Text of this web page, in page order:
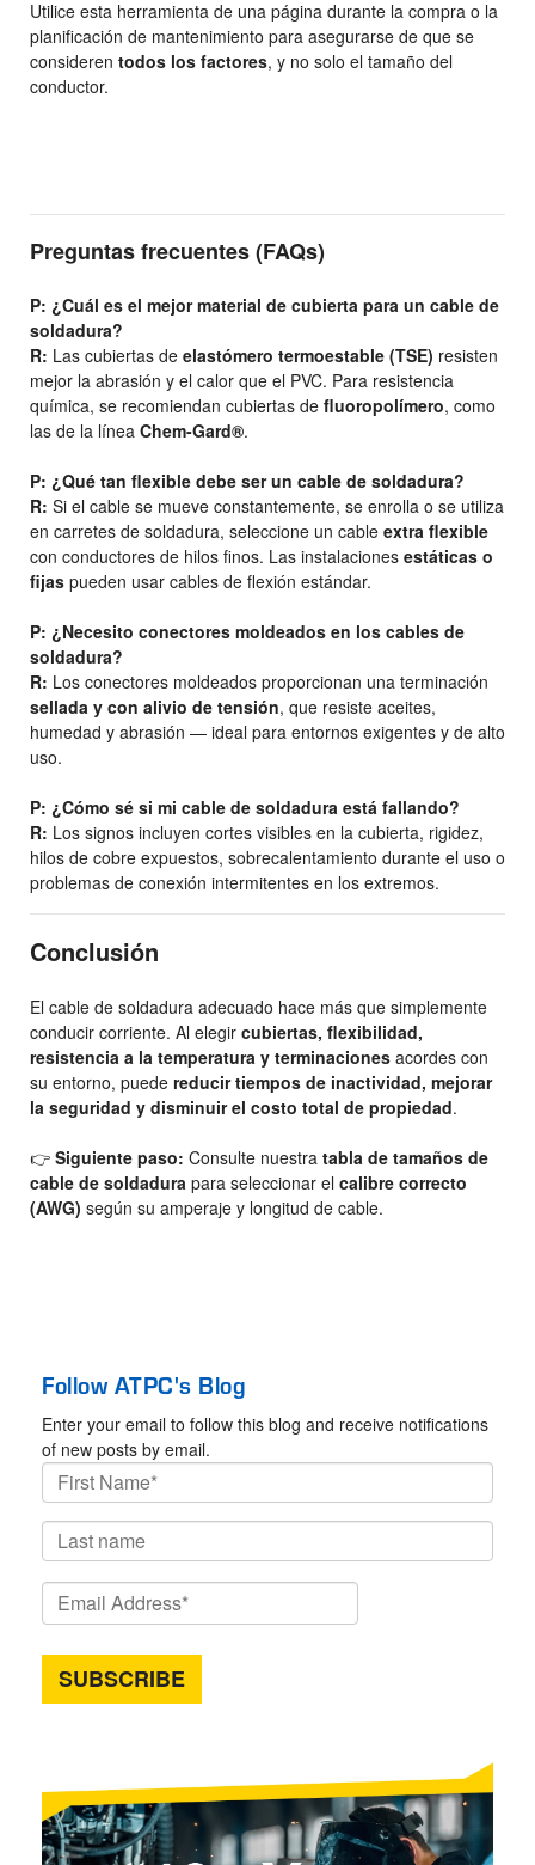
Utilice esta herramienta de una página durante la compra o la
planificación de mantenimiento para asegurarse de que se
consideren todos los factores, y no solo el tamaño del
conductor.
Preguntas frecuentes (FAQs)
P: ¿Cuál es el mejor material de cubierta para un cable de
soldadura?
R: Las cubiertas de elastómero termoestable (TSE) resisten
mejor la abrasión y el calor que el PVC. Para resistencia
química, se recomiendan cubiertas de fluoropolímero, como
las de la línea Chem-Gard®.
P: ¿Qué tan flexible debe ser un cable de soldadura?
R: Si el cable se mueve constantemente, se enrolla o se utiliza
en carretes de soldadura, seleccione un cable extra flexible
con conductores de hilos finos. Las instalaciones estáticas o
fijas pueden usar cables de flexión estándar.
P: ¿Necesito conectores moldeados en los cables de
soldadura?
R: Los conectores moldeados proporcionan una terminación
sellada y con alivio de tensión, que resiste aceites,
humedad y abrasión — ideal para entornos exigentes y de alto
uso.
P: ¿Cómo sé si mi cable de soldadura está fallando?
R: Los signos incluyen cortes visibles en la cubierta, rigidez,
hilos de cobre expuestos, sobrecalentamiento durante el uso o
problemas de conexión intermitentes en los extremos.
Conclusión
El cable de soldadura adecuado hace más que simplemente
conducir corriente. Al elegir cubiertas, flexibilidad,
resistencia a la temperatura y terminaciones acordes con
su entorno, puede reducir tiempos de inactividad, mejorar
la seguridad y disminuir el costo total de propiedad.
👉 Siguiente paso: Consulte nuestra tabla de tamaños de
cable de soldadura para seleccionar el calibre correcto
(AWG) según su amperaje y longitud de cable.
Follow ATPC's Blog
Enter your email to follow this blog and receive notifications
of new posts by email.